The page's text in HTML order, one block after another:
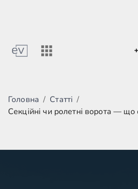
Головна / Статті /
Секційні чи ролетні ворота — що